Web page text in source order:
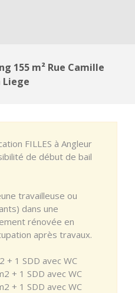
155 m² Rue Camille
Liege
FILLES à Angleur
de début de bail
travailleuse ou
dans une
rénovée en
après travaux.
+ 1 SDD avec WC
+ 1 SDD avec WC
+ 1 SDD avec WC